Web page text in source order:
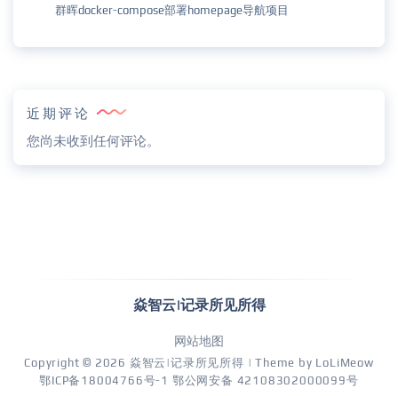
群晖docker-compose部署homepage导航项目
近期评论
您尚未收到任何评论。
焱智云|记录所见所得
网站地图
Copyright © 2026 焱智云|记录所见所得 | Theme by LoLiMeow
鄂ICP备18004766号-1 鄂公网安备 42108302000099号